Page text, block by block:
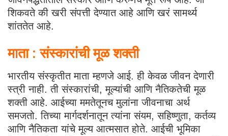
शिकवते की खरी संपत्ती देण्यात आहे आणि खरं सामर्थ्य
शांततेत आहे.
माता : संस्कारांची मूळ शक्ती
भारतीय संस्कृतीत माता म्हणजे आई. ही केवळ जीवन देणारी
स्त्री नाही. ती संस्कारांची, मूल्यांची आणि नैतिकतेची मूळ
शक्ती आहे. आईच्या ममतेतूनच मुलांना जीवनाचा अर्थ
समजतो. तिच्या मार्गदर्शनातून त्यांना संयम, सहिष्णुता, कर्तव्य
आणि नैतिकता यांचे मूल्य आत्मसात होते. आईची भूमिका